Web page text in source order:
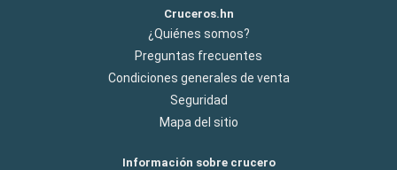
Cruceros.hn
¿Quiénes somos?
Preguntas frecuentes
Condiciones generales de venta
Seguridad
Mapa del sitio
Información sobre crucero